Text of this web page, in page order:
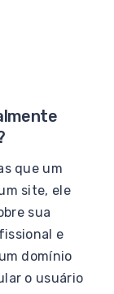
que um
site, ele
sua
e
domínio
o usuário